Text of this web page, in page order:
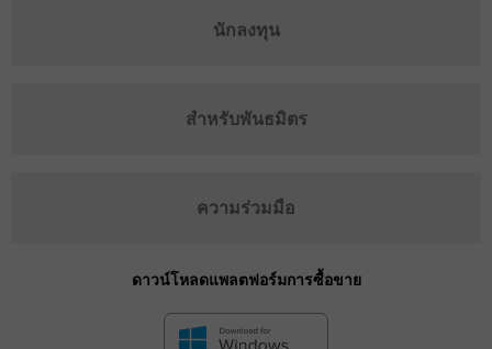
นักลงทุน
สำหรับพันธมิตร
ความร่วมมือ
ดาวน์โหลดแพลตฟอร์มการซื้อขาย